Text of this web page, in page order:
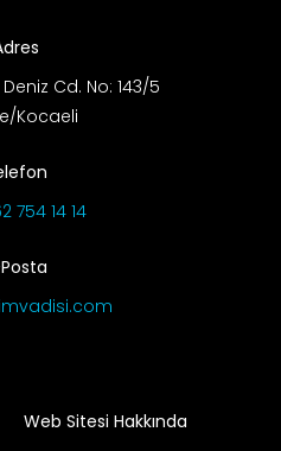
Cd. No: 143/5
Kocaeli
754 14 14
Web Sitesi Hakkında